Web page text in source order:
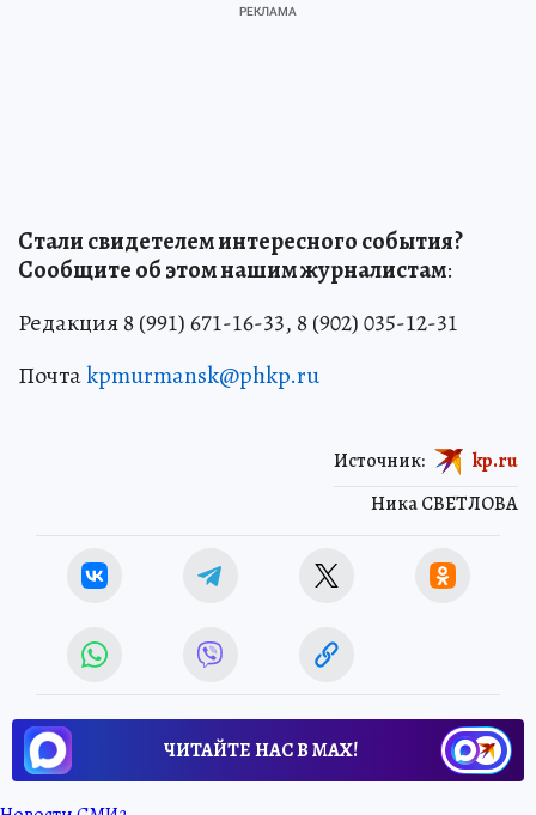
Стали свидетелем интересного события?
Сообщите об этом нашим журналистам:
Редакция 8 (991) 671-16-33, 8 (902) 035-12-31
Почтаkpmurmansk@phkp.ru
Ника СВЕТЛОВА
Источник: kp.ru
ЧИТАЙТЕ НАС В МАХ!